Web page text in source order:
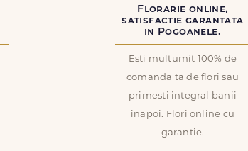
Florarie online,
satisfactie garantata
in Pogoanele.
Esti multumit 100% de
comanda ta de flori sau
primesti integral banii
inapoi. Flori online cu
garantie.